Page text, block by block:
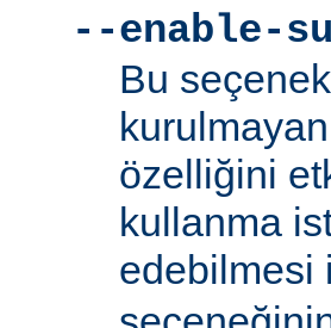
--enable-
Bu
özelliğini
kullanma
edebilmesi